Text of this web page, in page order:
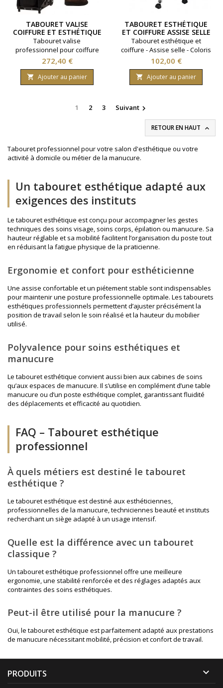
TABOURET VALISE
COIFFURE ET ESTHÉTIQUE
NOIR
Tabouret valise
professionnel pour coiffure
et esthétique - Coloris noir.
Prix
272,40 €
 Ajouter au panier
TABOURET ESTHÉTIQUE
ET COIFFURE ASSISE SELLE
BLANC
Tabouret esthétique et
coiffure - Assise selle - Coloris
blanc
Prix
102,00 €
 Ajouter au panier
1 2 3 Suivant
RETOUR EN HAUT 
Tabouret professionnel pour votre salon d'esthétique ou votre
activité à domicile ou métier de la manucure.
Un tabouret esthétique adapté aux
exigences des instituts
Le tabouret esthétique est conçu pour accompagner les gestes
techniques des soins visage, soins corps, épilation ou manucure. Sa
hauteur réglable et sa mobilité facilitent l’organisation du poste tout
en réduisant la fatigue physique de la praticienne.
Ergonomie et confort pour esthéticienne
Une assise confortable et un piétement stable sont indispensables
pour maintenir une posture professionnelle optimale. Les tabourets
esthétiques professionnels permettent d’ajuster précisément la
position de travail selon le soin réalisé et la hauteur du mobilier
utilisé.
Polyvalence pour soins esthétiques et
manucure
Le tabouret esthétique convient aussi bien aux cabines de soins
qu’aux espaces de manucure. Il s’utilise en complément d’une table
manucure ou d’un poste esthétique complet, garantissant fluidité
des déplacements et efficacité au quotidien.
FAQ – Tabouret esthétique
professionnel
À quels métiers est destiné le tabouret
esthétique ?
Le tabouret esthétique est destiné aux esthéticiennes,
professionnelles de la manucure, techniciennes beauté et instituts
recherchant un siège adapté à un usage intensif.
Quelle est la différence avec un tabouret
classique ?
Un tabouret esthétique professionnel offre une meilleure
ergonomie, une stabilité renforcée et des réglages adaptés aux
contraintes des soins esthétiques.
Peut-il être utilisé pour la manucure ?
Oui, le tabouret esthétique est parfaitement adapté aux prestations
de manucure nécessitant mobilité, précision et confort de travail.
PRODUITS 